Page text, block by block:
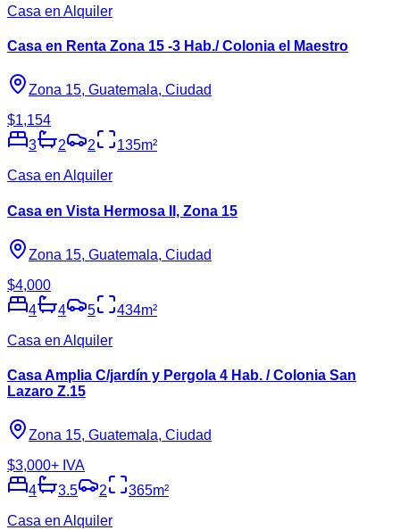
Casa en Alquiler
Casa en Renta Zona 15 -3 Hab./ Colonia el Maestro
Zona 15, Guatemala, Ciudad
$1,154
3
2 2 135m²
Casa en Alquiler
Casa en Vista Hermosa II, Zona 15
Zona 15, Guatemala, Ciudad
$4,000
4
4 5 434m²
Casa en Alquiler
Casa Amplia C/jardín y Pergola 4 Hab. / Colonia San
Lazaro Z.15
Zona 15, Guatemala, Ciudad
$3,000+ IVA
4
3.5 2 365m²
Casa en Alquiler